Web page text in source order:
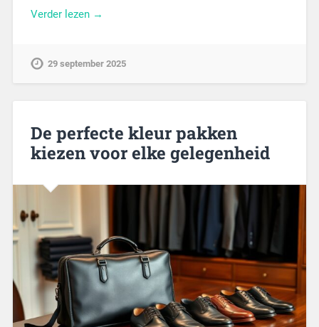
Verder lezen →
29 september 2025
De perfecte kleur pakken
kiezen voor elke gelegenheid